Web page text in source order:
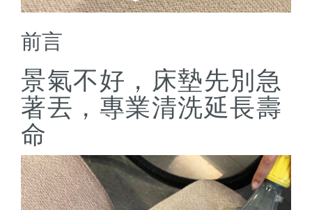
前言
景氣不好，床墊先別急
著丟，專業清洗延長壽
命